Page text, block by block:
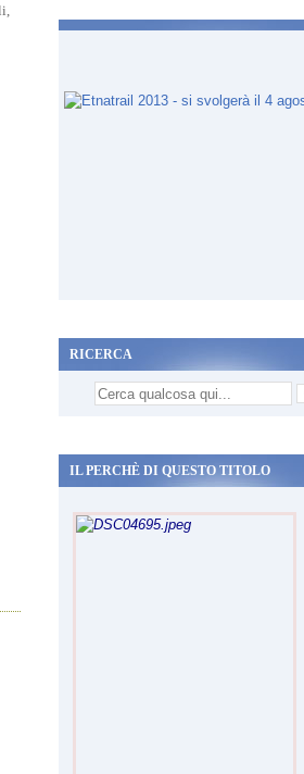
RICERCA
IL PERCHÈ DI QUESTO TITOLO